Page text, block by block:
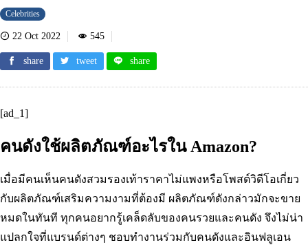
Celebrities
22 Oct 2022 545
share tweet share
[ad_1]
คนดังใช้ผลิตภัณฑ์อะไรใน Amazon?
เมื่อมีคนเห็นคนดังสวมรองเท้าราคาไม่แพงหรือโพสต์วิดีโอเกี่ยว
กับผลิตภัณฑ์เสริมความงามที่ต้องมี ผลิตภัณฑ์ดังกล่าวมักจะขาย
หมดในทันที ทุกคนอยากรู้เคล็ดลับของคนรวยและคนดัง จึงไม่น่า
แปลกใจที่แบรนด์ต่างๆ ชอบทำงานร่วมกับคนดังและอินฟลูเอน